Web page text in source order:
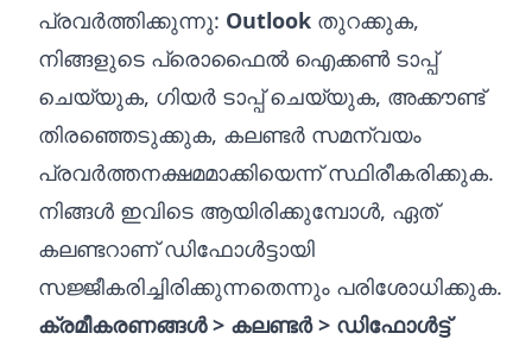
പ്രവർത്തിക്കുന്നു: Outlook തുറക്കുക,
നിങ്ങളുടെ പ്രൊഫൈൽ ഐക്കൺ ടാപ്പ്
ചെയ്യുക, ഗിയർ ടാപ്പ് ചെയ്യുക, അക്കൗണ്ട്
തിരഞ്ഞെടുക്കുക, കലണ്ടർ സമന്വയം
പ്രവർത്തനക്ഷമമാക്കിയെന്ന് സ്ഥിരീകരിക്കുക.
നിങ്ങൾ ഇവിടെ ആയിരിക്കുമ്പോൾ, ഏത്
കലണ്ടറാണ് ഡിഫോൾട്ടായി
സജ്ജീകരിച്ചിരിക്കുന്നതെന്നും പരിശോധിക്കുക.
ക്രമീകരണങ്ങൾ > കലണ്ടർ > ഡിഫോൾട്ട്